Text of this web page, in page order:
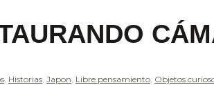
Historias Japon Libre pensamiento Objetos